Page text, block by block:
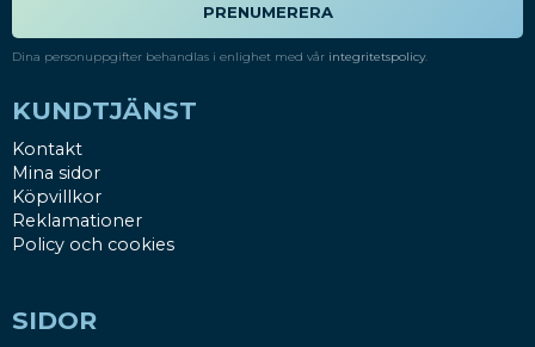
PRENUMERERA
Dina personuppgifter behandlas i enlighet med vår integritetspolicy.
KUNDTJÄNST
Kontakt
Mina sidor
Köpvillkor
Reklamationer
Policy och cookies
SIDOR